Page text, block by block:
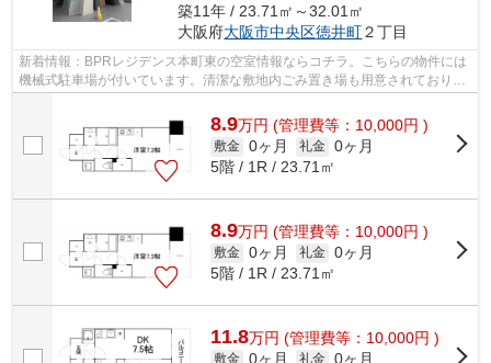
築11年 / 23.71㎡～32.01㎡
大阪府大阪市中央区徳井町２丁目
新着情報：BPRレジデンス本町東の空室情報ならコチラ。こちらの物件には
機械式駐車場が付いています。清潔な敷地内ごみ置き場も用意されておりま
す。平成27年築の物件です。大阪市中央...
8.9万円 (管理費等：10,000円 )
敷金 0ヶ月 礼金 0ヶ月
5階 / 1R / 23.71㎡
8.9万円 (管理費等：10,000円 )
敷金 0ヶ月 礼金 0ヶ月
5階 / 1R / 23.71㎡
11.8万円 (管理費等：10,000円 )
敷金 0ヶ月 礼金 0ヶ月